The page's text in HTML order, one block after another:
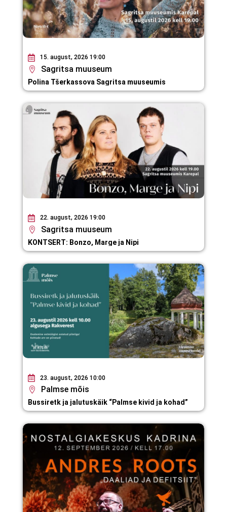
15. august, 2026 19:00
Sagritsa muuseum
Polina Tšerkassova Sagritsa muuseumis
22. august, 2026 19:00
Sagritsa muuseum
KONTSERT: Bonzo, Marge ja Nipi
23. august, 2026 10:00
Palmse mõis
Bussiretk ja jalutuskäik “Palmse kivid ja kohad”